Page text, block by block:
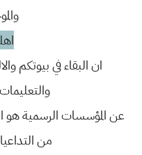
ان البقاء في بيوتكم
عن المؤسسات الرسمية هو
من